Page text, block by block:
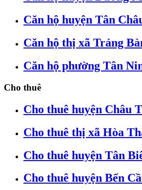
Căn hộ huyện Tân
Căn hộ thị xã Trảng
Căn hộ phường Tân
Cho thuê
Cho thuê huyện Châu
Cho thuê thị xã Hòa
Cho thuê huyện Tân
Cho thuê huyện Bến